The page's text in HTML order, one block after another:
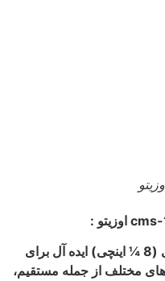
اوزیتو
میتر اره مرکب اوزیتو 210 میلی متری (8 ¼ اینچی) ایده آل برای
مختلف از جمله مستقیم،